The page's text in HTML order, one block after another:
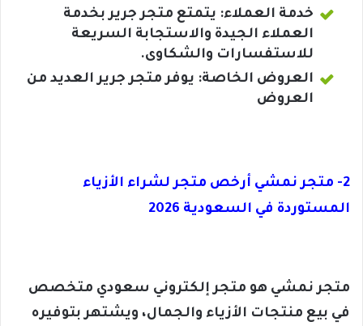
خدمة العملاء: يتمتع متجر جرير بخدمة
العملاء الجيدة والاستجابة السريعة
للاستفسارات والشكاوى.
العروض الخاصة: يوفر متجر جرير العديد من
العروض
2- متجر نمشي أرخص متجر لشراء الأزياء
المستوردة في السعودية 2026
متجر نمشي هو متجر إلكتروني سعودي متخصص
في بيع منتجات الأزياء والجمال، ويشتهر بتوفيره